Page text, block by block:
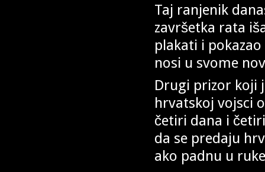
Taj ranjenik
završetka rata
plakati i
nosi u svome
Drugi prizor koji
hrvatskoj vojsci
četiri dana i
da se predaju
ako padnu u